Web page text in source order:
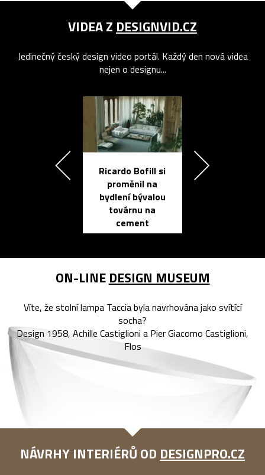
VIDEA Z DESIGNVID.CZ
Jedinečný český design video portál. Každý den nová videa
nejen o designu...
Ricardo Bofill si
proměnil na
bydlení bývalou
továrnu na
cement
ON-LINE DESIGN MUSEUM
Víte, že stolní lampa Taccia byla navrhována jako svítící
socha?
Design 1958, Achille Castiglioni a Pier Giacomo Castiglioni,
Flos
NÁVRHY INTERIÉRŮ OD DESIGNPRO.CZ